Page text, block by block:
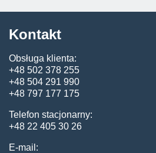
Kontakt
Obsługa klienta:
+48 502 378 255
+48 504 291 990
+48 797 177 175
Telefon stacjonarny:
+48 22 405 30 26
E-mail: